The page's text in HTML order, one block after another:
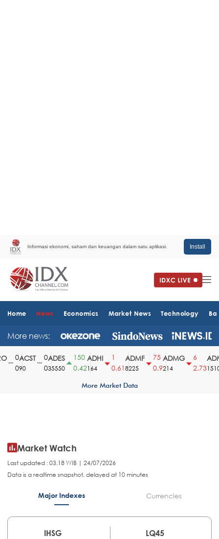
Informasi ekonomi, saham dan keuangan dalam satu aplikasi. Install
Home News Economics Market News Technology
More news:
ACST
90
ADES
35550
150
0.42
ADHI
164
0.61
ADMF
8225
75
0.9
ADMG
214
2.731510
More Market Data
Market Watch
Last updated : 03.18 WIB | 24/07/2026
Data is a realtime snapshot, delayed at 10 minutes
Major Indexes Currencies
IHSG
LQ45